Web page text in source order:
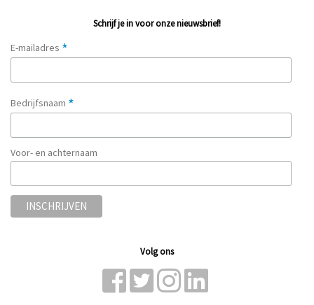
Schrijf je in voor onze nieuwsbrief!
E-mailadres *
Bedrijfsnaam *
Voor- en achternaam
Volg ons